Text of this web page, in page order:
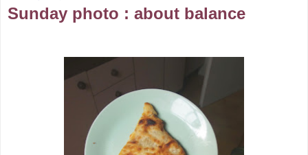
Sunday photo : about balance